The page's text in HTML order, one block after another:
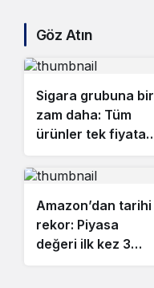
Göz Atın
Sigara grubuna bir
zam daha: Tüm
ürünler tek fiyata
Amazon’dan tarihi
rekor: Piyasa
değeri ilk kez 3